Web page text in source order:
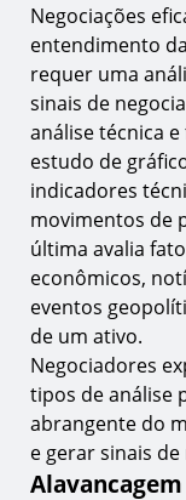
Negociações
entendimento
requer uma
sinais de
análise técnica
estudo de
indicadores
movimentos de
última avalia
econômicos,
eventos
de um ativo.
Negociadores
tipos de análise
abrangente do
e gerar sinais de